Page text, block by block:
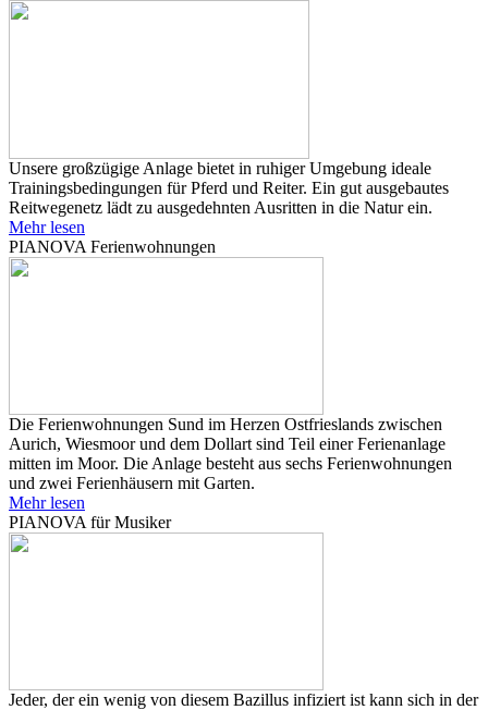
Unsere großzügige Anlage bietet in ruhiger Umgebung ideale
Trainingsbedingungen für Pferd und Reiter. Ein gut ausgebautes
Reitwegenetz lädt zu ausgedehnten Ausritten in die Natur ein.
Mehr lesen
PIANOVA Ferienwohnungen
Die Ferienwohnungen Sund im Herzen Ostfrieslands zwischen
Aurich, Wiesmoor und dem Dollart sind Teil einer Ferienanlage
mitten im Moor. Die Anlage besteht aus sechs Ferienwohnungen
und zwei Ferienhäusern mit Garten.
Mehr lesen
PIANOVA für Musiker
Jeder, der ein wenig von diesem Bazillus infiziert ist kann sich in der